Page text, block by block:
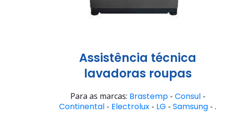
Assistência técnica
lavadoras roupas
Para as marcas: Brastemp- Consul-
Continental - Electrolux - LG - Samsung - .